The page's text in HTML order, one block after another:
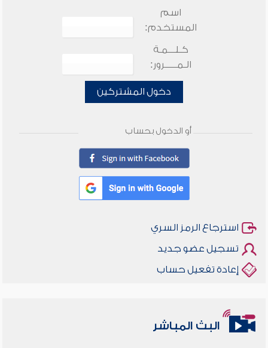
اسم
المستخدم:
كـلـــمـة
الـمـــــرور:
دخول المشتركين
أو الدخول بحساب
استرجاع الرمز السري
تسجيل عضو جديد
إعادة تفعيل حساب
البث المباشر